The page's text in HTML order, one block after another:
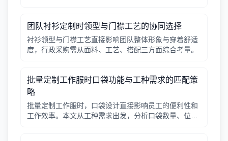
团队衬衫定制时领型与门襟工艺的协同选择
衬衫领型与门襟工艺直接影响团队整体形象与穿着舒适
度，行政采购需从面料、工艺、搭配三方面综合考量。
批量定制工作服时口袋功能与工种需求的匹配策
略
批量定制工作服时，口袋设计直接影响员工的便利性和
工作效率。本文从工种需求出发，分析口袋数量、位